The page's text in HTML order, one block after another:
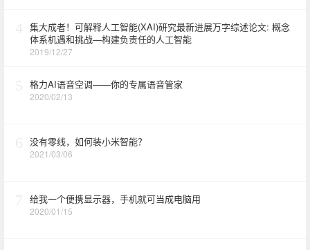
集大成者！可解释人工智能(XAI)研究最新进展万字综述论文: 概念
体系机遇和挑战—构建负责任的人工智能
2019/12/27
格力AI语音空调——你的专属语音管家
2020/02/13
没有零线，如何装小米智能？
2021/03/06
给我一个便携显示器，手机就可当成电脑用
2020/01/15